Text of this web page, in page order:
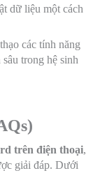
dữ liệu một cách
các tính năng
trong hệ sinh
trên điện thoại,
giải đáp. Dưới